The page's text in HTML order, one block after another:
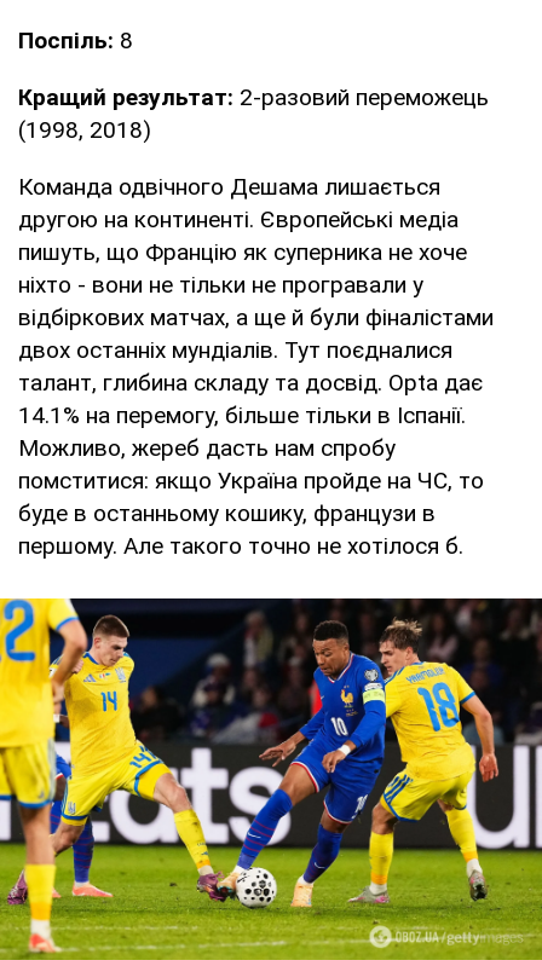
Поспіль: 8
Кращий результат: 2-разовий переможець
(1998, 2018)
Команда одвічного Дешама лишається
другою на континенті. Європейські медіа
пишуть, що Францію як суперника не хоче
ніхто - вони не тільки не програвали у
відбіркових матчах, а ще й були фіналістами
двох останніх мундіалів. Тут поєдналися
талант, глибина складу та досвід. Opta дає
14.1% на перемогу, більше тільки в Іспанії.
Можливо, жереб дасть нам спробу
помститися: якщо Україна пройде на ЧС, то
буде в останньому кошику, французи в
першому. Але такого точно не хотілося б.